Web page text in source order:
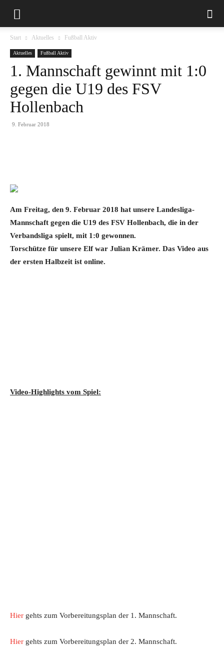
Start Aktuelles Fußball Aktiv
Aktuelles Fußball Aktiv
1. Mannschaft gewinnt mit 1:0
gegen die U19 des FSV
Hollenbach
9. Februar 2018
Am Freitag, den 9. Februar 2018 hat unsere Landesliga-
Mannschaft gegen die U19 des FSV Hollenbach, die in der
Verbandsliga spielt, mit 1:0 gewonnen.
Torschütze für unsere Elf war Julian Krämer. Das Video aus
der ersten Halbzeit ist online.
Video-Highlights vom Spiel:
Hier gehts zum Vorbereitungsplan der 1. Mannschaft.
Hier gehts zum Vorbereitungsplan der 2. Mannschaft.